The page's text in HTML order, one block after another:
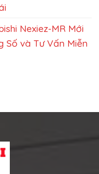
Nexiez-MR Mới
Số và Tư Vấn Miễn